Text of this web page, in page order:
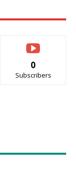
0
Subscribers